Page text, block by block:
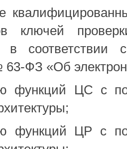
ключей
в
ФЗ «Об
функций ЦC с
функций ЦР с